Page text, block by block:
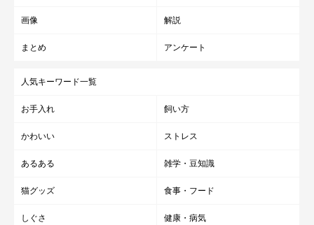
画像 解説
まとめ アンケート
人気キーワード一覧
お手入れ 飼い方
かわいい ストレス
あるある 雑学・豆知識
猫グッズ 食事・フード
しぐさ 健康・病気